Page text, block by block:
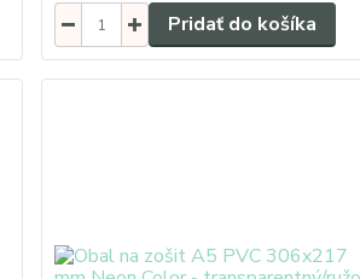
Pridať do košíka